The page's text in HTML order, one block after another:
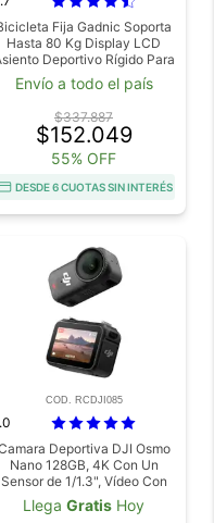
Fija Gadnic Soporta
Hasta 80 Kg Display LCD
Deportivo Rígido Para
Espacios Reducidos Hasta
1.70 Mts
Envío a todo el país
$337.887
$152.049
55% OFF
DESDE 6 CUOTAS SIN INTERÉS
COD. RCDJI085
Deportiva DJI Osmo
Nano 128GB, 4K Con Un
Sensor de 1/1.3", Vídeo Con
Campo De Visión Amplio De
143°, Cámara Magnética POV
Llega Gratis Hoy